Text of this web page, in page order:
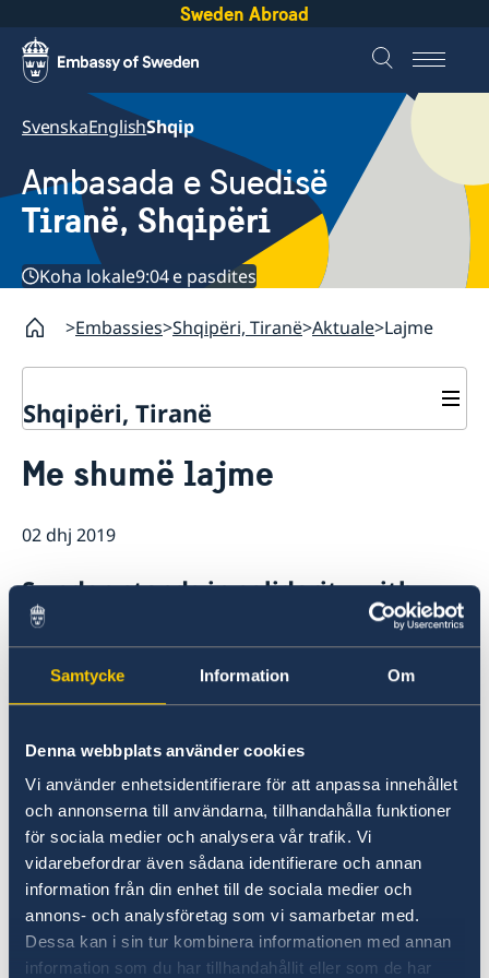
Samtycke Information Om
Denna webbplats använder cookies
Vi använder enhetsidentifierare för att anpassa innehållet
och annonserna till användarna, tillhandahålla funktioner
för sociala medier och analysera vår trafik. Vi
vidarebefordrar även sådana identifierare och annan
information från din enhet till de sociala medier och
annons- och analysföretag som vi samarbetar med.
Dessa kan i sin tur kombinera informationen med annan
information som du har tillhandahållit eller som de har
Sweden Abroad
SvenskaEnglishShqip
Ambasada e Suedisë
Tiranë, Shqipëri
Koha lokale9:04 e pasdites
Embassies Shqipëri, Tiranë Aktuale Lajme
Shqipëri, Tiranë
Rreth nesh
Lajme
Me shumë lajme
02 dhj 2019
Sweden stands in solidarity with
Albania after the tragic earthquakes
17 nën 2019
Albania
24 tet 2019
Rezarta- Medal for Foreign Service
24 tet 2019